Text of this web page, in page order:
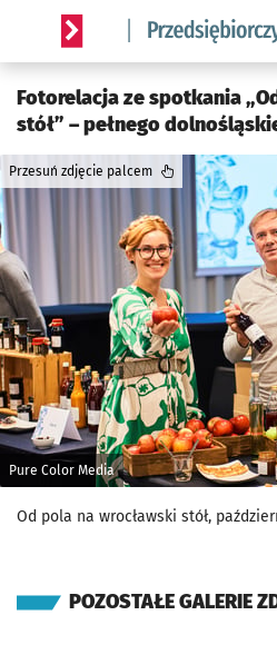
Serwis informacyjny
Fotorelacja ze spotkania
stół” – pełnego
Pure Color Media
Przesuń zdjęcie palcem
Od pola na wrocławski stół,
POZOSTAŁE GALERIE